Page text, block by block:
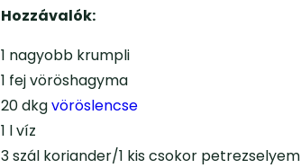
Hozzávalók:
1 nagyobb krumpli
1 fej vöröshagyma
20 dkgvöröslencse
1 l víz
3 szál koriander/1 kis csokor petrezselyem